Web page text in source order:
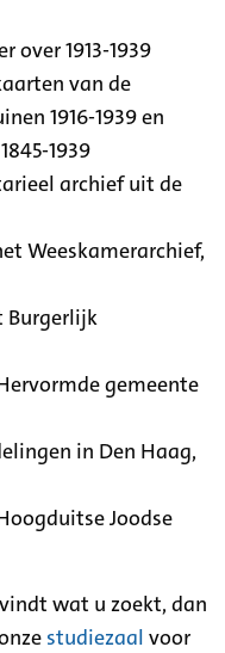
over 1913-1939
van de
1916-1939 en
1939
archief uit de
Weeskamerarchief,
Burgerlijk
gemeente
in Den Haag,
Joodse
wat u zoekt, dan
studiezaal voor